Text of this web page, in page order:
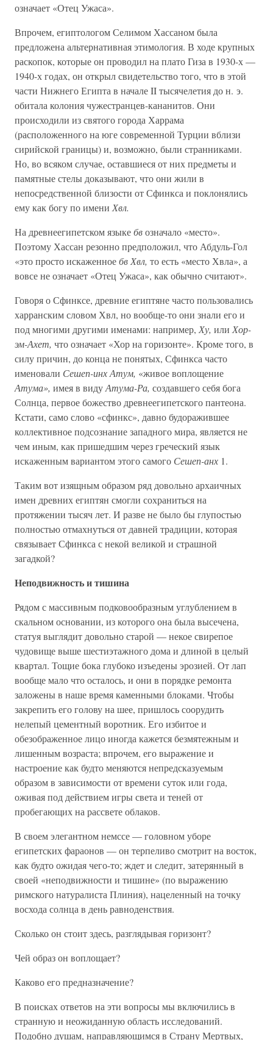
означает «Отец Ужаса».
Впрочем, египтологом Селимом Хассаном была
предложена альтернативная этимология. В ходе крупных
раскопок, которые он проводил на плато Гиза в 1930-х —
1940-х годах, он открыл свидетельство того, что в этой
части Нижнего Египта в начале II тысячелетия до н. э.
обитала колония чужестранцев-кананитов. Они
происходили из святого города Харрама
(расположенного на юге современной Турции вблизи
сирийской границы) и, возможно, были странниками.
Но, во всяком случае, оставшиеся от них предметы и
памятные стелы доказывают, что они жили в
непосредственной близости от Сфинкса и поклонялись
ему как богу по имени Хвл.
На древнеегипетском языкебвозначало «место».
Поэтому Хассан резонно предположил, что Абдуль-Гол
«это просто искаженноебв Хвл, то есть «место Хвла», а
вовсе не означает «Отец Ужаса», как обычно считают».
Говоря о Сфинксе, древние египтяне часто пользовались
харранским словом Хвл, но вообще-то они знали его и
под многими другими именами: например, Ху, или Хор-
эм-Ахет, что означает «Хор на горизонте». Кроме того, в
силу причин, до конца не понятых, Сфинкса часто
именовали Сешеп-инх Атум, «живое воплощение
Атума», имея в видуАтума-Ра, создавшего себя бога
Солнца, первое божество древнеегипетского пантеона.
Кстати, само слово «сфинкс», давно будоражившее
коллективное подсознание западного мира, является не
чем иным, как пришедшим через греческий язык
искаженным вариантом этого самого Сешеп-анх 1.
Таким вот изящным образом ряд довольно архаичных
имен древних египтян смогли сохраниться на
протяжении тысяч лет. И разве не было бы глупостью
полностью отмахнуться от давней традиции, которая
связывает Сфинкса с некой великой и страшной
загадкой?
Неподвижность и тишина
Рядом с массивным подковообразным углублением в
скальном основании, из которого она была высечена,
статуя выглядит довольно старой — некое свирепое
чудовище выше шестиэтажного дома и длиной в целый
квартал. Тощие бока глубоко изъедены эрозией. От лап
вообще мало что осталось, и они в порядке ремонта
заложены в наше время каменными блоками. Чтобы
закрепить его голову на шее, пришлось соорудить
нелепый цементный воротник. Его избитое и
обезображенное лицо иногда кажется безмятежным и
лишенным возраста; впрочем, его выражение и
настроение как будто меняются непредсказуемым
образом в зависимости от времени суток или года,
оживая под действием игры света и теней от
пробегающих на рассвете облаков.
В своем элегантном немссе — головном уборе
египетских фараонов — он терпеливо смотрит на восток,
как будто ожидая чего-то; ждет и следит, затерянный в
своей «неподвижности и тишине» (по выражению
римского натуралиста Плиния), нацеленный на точку
восхода солнца в день равноденствия.
Сколько он стоит здесь, разглядывая горизонт?
Чей образ он воплощает?
Каково его предназначение?
В поисках ответов на эти вопросы мы включились в
странную и неожиданную область исследований.
Подобно душам, направляющимся в Страну Мертвых,